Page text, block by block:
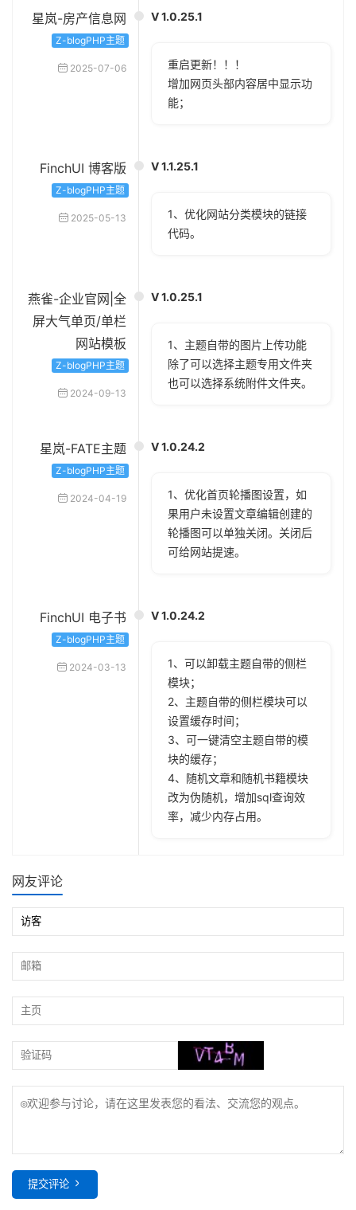
星岚-房产信息网
Z-blogPHP主题
2025-07-06
V 1.0.25.1
重启更新！！！
增加网页头部内容居中显示功
能；
FinchUI 博客版
Z-blogPHP主题
2025-05-13
V 1.1.25.1
1、优化网站分类模块的链接
代码。
燕雀-企业官网|全
屏大气单页/单栏
网站模板
Z-blogPHP主题
2024-09-13
V 1.0.25.1
1、主题自带的图片上传功能
除了可以选择主题专用文件夹
也可以选择系统附件文件夹。
星岚-FATE主题
Z-blogPHP主题
2024-04-19
V 1.0.24.2
1、优化首页轮播图设置，如
果用户未设置文章编辑创建的
轮播图可以单独关闭。关闭后
可给网站提速。
FinchUI 电子书
Z-blogPHP主题
2024-03-13
V 1.0.24.2
1、可以卸载主题自带的侧栏
模块；
2、主题自带的侧栏模块可以
设置缓存时间；
3、可一键清空主题自带的模
块的缓存；
4、随机文章和随机书籍模块
改为伪随机，增加sql查询效
率，减少内存占用。
网友评论
提交评论